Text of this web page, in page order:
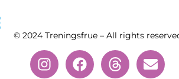
© 2024 Treningsfrue – All rights